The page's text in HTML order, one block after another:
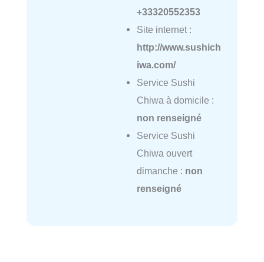
+33320552353
Site internet :
http://www.sushich
iwa.com/
Service Sushi
Chiwa à domicile :
non renseigné
Service Sushi
Chiwa ouvert
dimanche : non
renseigné